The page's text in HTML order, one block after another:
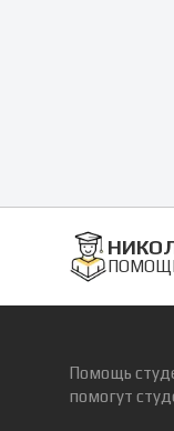
Помощь
помогут